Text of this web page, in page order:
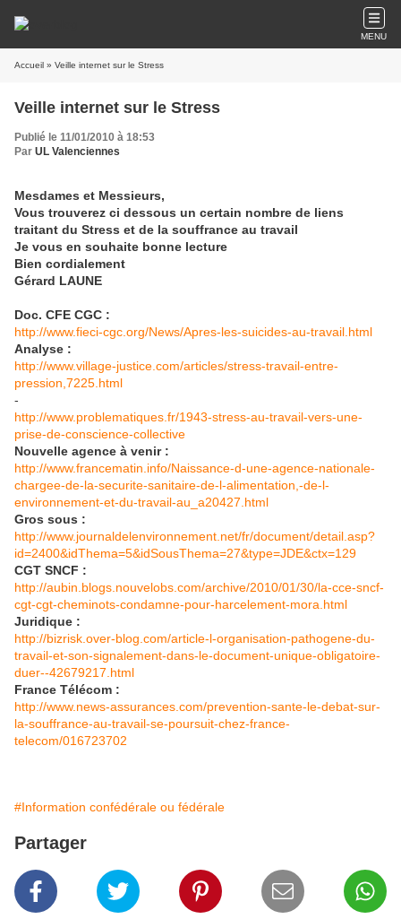
MENU
Accueil » Veille internet sur le Stress
Veille internet sur le Stress
Publié le 11/01/2010 à 18:53
Par UL Valenciennes
Mesdames et Messieurs,
Vous trouverez ci dessous un certain nombre de liens
traitant du Stress et de la souffrance au travail
Je vous en souhaite bonne lecture
Bien cordialement
Gérard LAUNE
Doc. CFE CGC :
http://www.fieci-cgc.org/News/Apres-les-suicides-au-travail.html
Analyse :
http://www.village-justice.com/articles/stress-travail-entre-
pression,7225.html
-
http://www.problematiques.fr/1943-stress-au-travail-vers-une-
prise-de-conscience-collective
Nouvelle agence à venir :
http://www.francematin.info/Naissance-d-une-agence-nationale-
chargee-de-la-securite-sanitaire-de-l-alimentation,-de-l-
environnement-et-du-travail-au_a20427.html
Gros sous :
http://www.journaldelenvironnement.net/fr/document/detail.asp?
id=2400&idThema=5&idSousThema=27&type=JDE&ctx=129
CGT SNCF :
http://aubin.blogs.nouvelobs.com/archive/2010/01/30/la-cce-sncf-
cgt-cgt-cheminots-condamne-pour-harcelement-mora.html
Juridique :
http://bizrisk.over-blog.com/article-l-organisation-pathogene-du-
travail-et-son-signalement-dans-le-document-unique-obligatoire-
duer--42679217.html
France Télécom :
http://www.news-assurances.com/prevention-sante-le-debat-sur-
la-souffrance-au-travail-se-poursuit-chez-france-
telecom/016723702
#Information confédérale ou fédérale
Partager